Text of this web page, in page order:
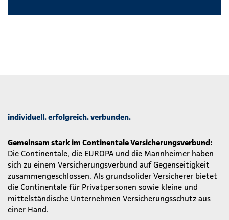
individuell. erfolgreich. verbunden.
Gemeinsam stark im Continentale Versicherungsverbund:
Die Continentale, die EUROPA und die Mannheimer haben
sich zu einem Versicherungsverbund auf Gegenseitigkeit
zusammengeschlossen. Als grundsolider Versicherer bietet
die Continentale für Privatpersonen sowie kleine und
mittelständische Unternehmen Versicherungsschutz aus
einer Hand.